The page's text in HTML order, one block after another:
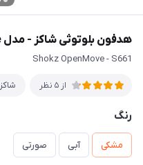
هدفون بلوتوثی شاکز - مدل OpenMove
Shokz OpenMove - S661
از 5 نظر شاکز
رنگ
مشکی آبی صورتی